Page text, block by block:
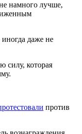
намного лучше,
иногда даже не
силу, которая
против